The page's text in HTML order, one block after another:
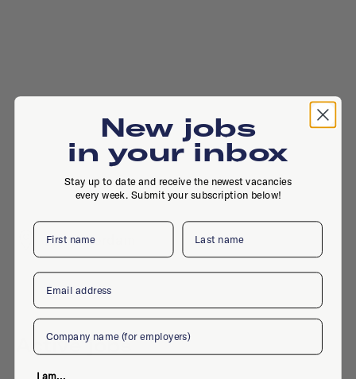
, , Amsterdam
Active jobs
New jobs
in your inbox
Stay up to date and receive the newest vacancies
every week. Submit your subscription below!
First name Last name
Email
Company
I am...